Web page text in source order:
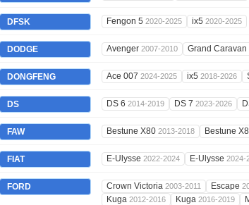
DFSK Fengon 5 2020-2025 ix5 2020-2025
DODGE Avenger 2007-2010 Grand Caravan
DONGFENG Ace 007 2024-2025 ix5 2018-2026
DS DS 6 2014-2019 DS 7 2023-2026
FAW Bestune X80 2013-2018 Bestune
FIAT E-Ulysse 2022-2024 E-Ulysse 2024-
FORD Crown Victoria 2003-2011 Escape
Kuga 2012-2016 Kuga 2016-2019